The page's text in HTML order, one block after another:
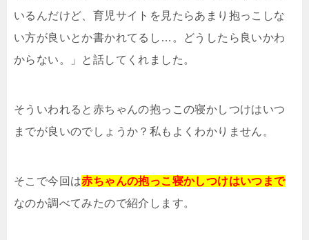
いるんだけど、育児サイトを見たらあまり抱っこしな
い方が良いとか書かれてるし…。どうしたら良いかわ
からない。」と話してくれました。
そういわれると赤ちゃんの抱っこの寝かしつけはいつ
までが良いのでしょうか？私もよくわかりません。
そこで今回は赤ちゃんの抱っこ寝かしつけはいつまで
なのか調べてみたので紹介します。